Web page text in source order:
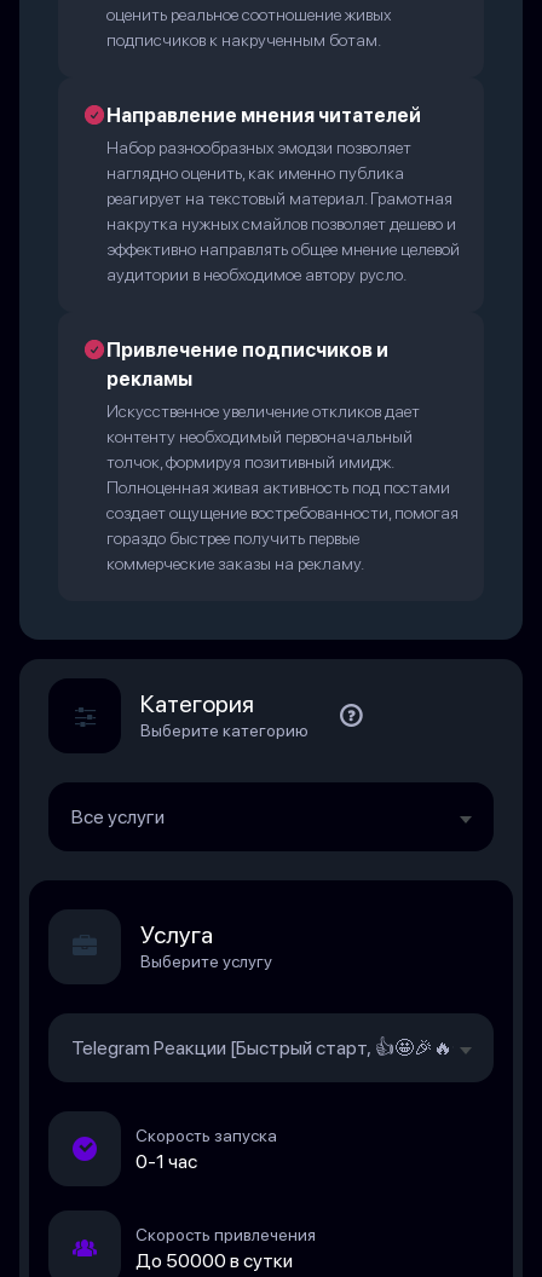
оценить реальное соотношение живых
подписчиков к накрученным ботам.
Направление мнения читателей
Набор разнообразных эмодзи позволяет
наглядно оценить, как именно публика
реагирует на текстовый материал. Грамотная
накрутка нужных смайлов позволяет дешево и
эффективно направлять общее мнение целевой
аудитории в необходимое автору русло.
Привлечение подписчиков и
рекламы
Искусственное увеличение откликов дает
контенту необходимый первоначальный
толчок, формируя позитивный имидж.
Полноценная живая активность под постами
создает ощущение востребованности, помогая
гораздо быстрее получить первые
коммерческие заказы на рекламу.
Категория
Выберите категорию
Все услуги
Услуга
Выберите услугу
Telegram Реакции [Быстрый старт, 👍🤩🎉🔥❤️, База
Скорость запуска
0-1 час
Скорость привлечения
До 50000 в сутки